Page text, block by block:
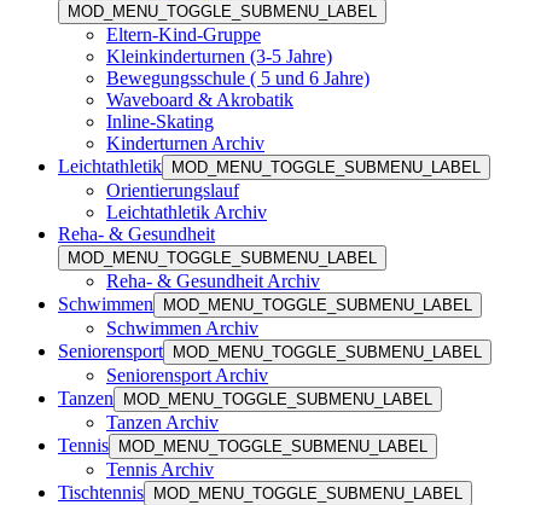
MOD_MENU_TOGGLE_SUBMENU_LABEL
Eltern-Kind-Gruppe
Kleinkinderturnen (3-5 Jahre)
Bewegungsschule ( 5 und 6 Jahre)
Waveboard & Akrobatik
Inline-Skating
Kinderturnen Archiv
Leichtathletik
MOD_MENU_TOGGLE_SUBMENU_LABEL
Orientierungslauf
Leichtathletik Archiv
Reha- & Gesundheit
MOD_MENU_TOGGLE_SUBMENU_LABEL
Reha- & Gesundheit Archiv
Schwimmen
MOD_MENU_TOGGLE_SUBMENU_LABEL
Schwimmen Archiv
Seniorensport
MOD_MENU_TOGGLE_SUBMENU_LABEL
Seniorensport Archiv
Tanzen
MOD_MENU_TOGGLE_SUBMENU_LABEL
Tanzen Archiv
Tennis
MOD_MENU_TOGGLE_SUBMENU_LABEL
Tennis Archiv
Tischtennis
MOD_MENU_TOGGLE_SUBMENU_LABEL